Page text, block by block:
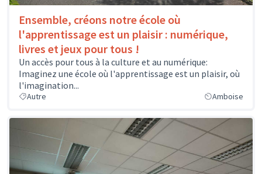
Ensemble, créons notre école où
l'apprentissage est un plaisir : numérique,
livres et jeux pour tous !
Un accès pour tous à la culture et au numérique:
Imaginez une école où l'apprentissage est un plaisir, où
l'imagination...
Autre Amboise